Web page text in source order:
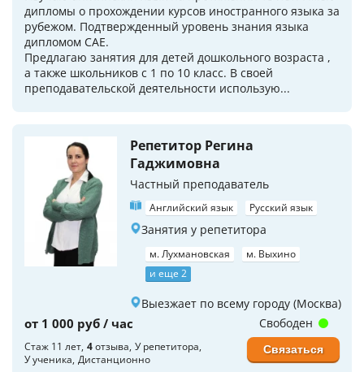
дипломы о прохождении курсов иностранного языка за
рубежом. Подтвержденный уровень знания языка
дипломом CAE.
Предлагаю занятия для детей дошкольного возраста ,
а также школьников с 1 по 10 класс. В своей
преподавательской деятельности использую...
Репетитор Регина
Гаджимовна
Частный преподаватель
Английский язык Русский язык
Занятия у репетитора
м. Лухмановская
м. Выхино
и еще 2
Выезжает по всему городу (Москва)
от 1 000 руб / час
Стаж 11 лет 4отзыва У репетитора
У ученика Дистанционно
Свободен
Связаться